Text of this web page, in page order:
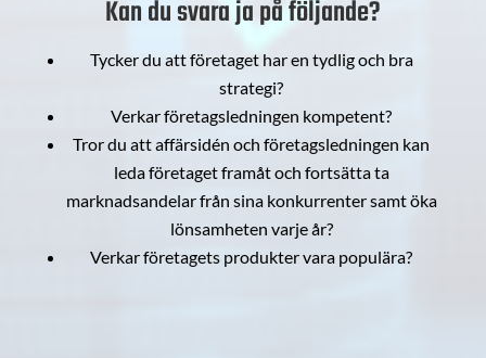
Kan du svara ja på följande?
Tycker du att företaget har en tydlig och bra
strategi?
Verkar företagsledningen kompetent?
Tror du att affärsidén och företagsledningen kan
leda företaget framåt och fortsätta ta
marknadsandelar från sina konkurrenter samt öka
lönsamheten varje år?
Verkar företagets produkter vara populära?